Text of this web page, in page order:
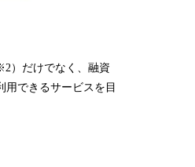
）だけでなく、融資
できるサービスを目